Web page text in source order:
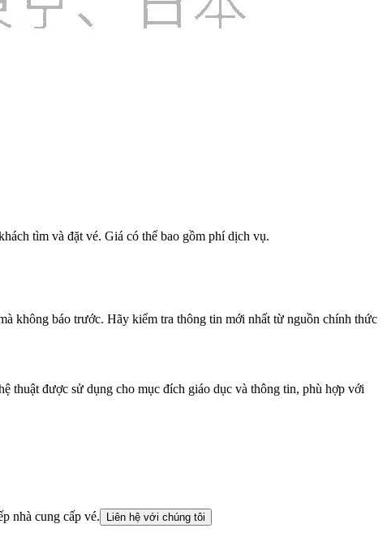
tìm và đặt vé. Giá có thể bao gồm phí dịch vụ.
không báo trước. Hãy kiểm tra thông tin mới nhất từ nguồn chính thức
thuật được sử dụng cho mục đích giáo dục và thông tin, phù hợp với
nhà cung cấp vé.
Liên hệ với chúng tôi